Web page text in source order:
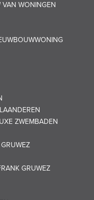
VAN WONINGEN
ZWEMBADEN
GRUWEZ